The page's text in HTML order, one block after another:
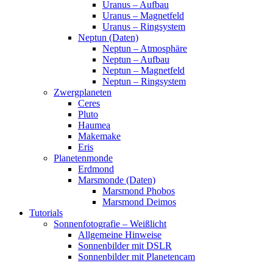
Uranus – Aufbau
Uranus – Magnetfeld
Uranus – Ringsystem
Neptun (Daten)
Neptun – Atmosphäre
Neptun – Aufbau
Neptun – Magnetfeld
Neptun – Ringsystem
Zwergplaneten
Ceres
Pluto
Haumea
Makemake
Eris
Planetenmonde
Erdmond
Marsmonde (Daten)
Marsmond Phobos
Marsmond Deimos
Tutorials
Sonnenfotografie – Weißlicht
Allgemeine Hinweise
Sonnenbilder mit DSLR
Sonnenbilder mit Planetencam